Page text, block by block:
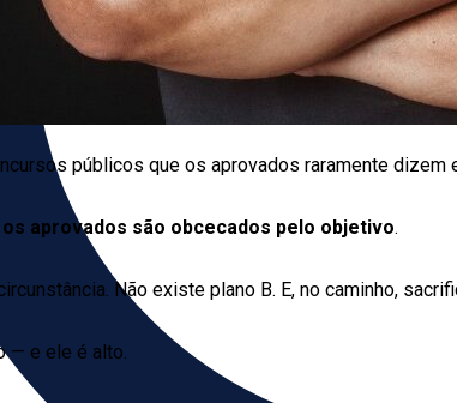
públicos que os aprovados raramente
os aprovados são obcecados pelo objetivo.
Não existe plano B. E, no caminho,
— e ele é alto.